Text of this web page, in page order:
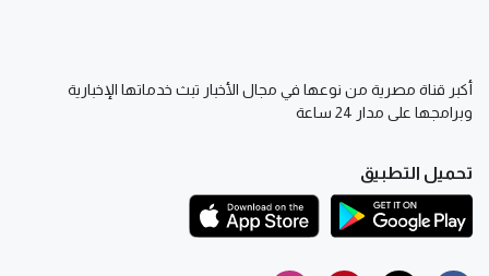
أكبر قناة مصرية من نوعها في مجال الأخبار تبث خدماتها الإخبارية
وبرامجها على مدار 24 ساعة
تحميل التطبيق